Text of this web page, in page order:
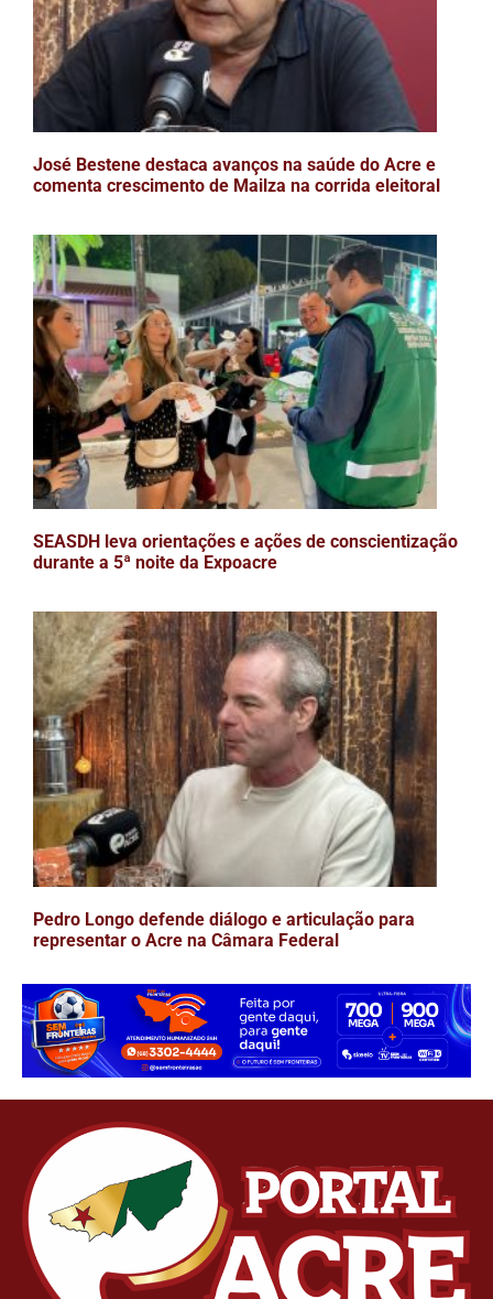
José Bestene destaca avanços na saúde do Acre e
comenta crescimento de Mailza na corrida eleitoral
SEASDH leva orientações e ações de conscientização
durante a 5ª noite da Expoacre
Pedro Longo defende diálogo e articulação para
representar o Acre na Câmara Federal